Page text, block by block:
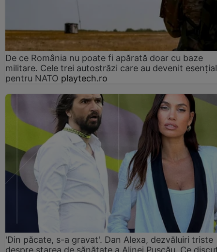
De ce România nu poate fi apărată doar cu baze
militare. Cele trei autostrăzi care au devenit
pentru NATO playtech.ro
'Din păcate, s-a gravat'. Dan Alexa, dezvăluiri triste
despre starea de sănătate a Alinei Pușcău. Ce